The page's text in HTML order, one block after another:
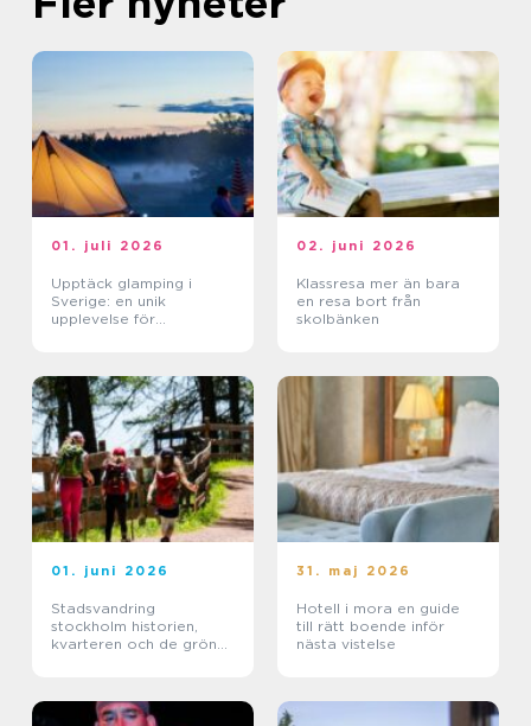
01. juli 2026
Upptäck glamping i
Sverige: en unik
upplevelse för
02. juni 2026
Klassresa mer än bara
en resa bort från
skolbänken
01. juni 2026
Stadsvandring
stockholm historien,
kvarteren och de gröna
31. maj 2026
Hotell i mora en guide
till rätt boende inför
nästa vistelse